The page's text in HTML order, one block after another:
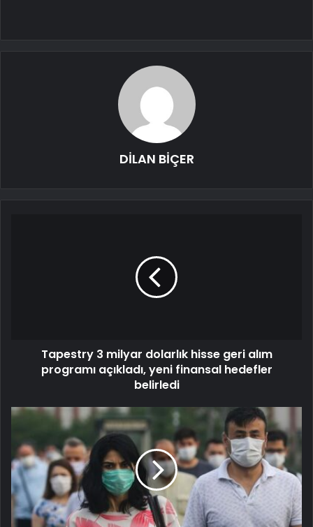
DİLAN BİÇER
Tapestry 3 milyar dolarlık hisse geri alım
programı açıkladı, yeni finansal hedefler
belirledi